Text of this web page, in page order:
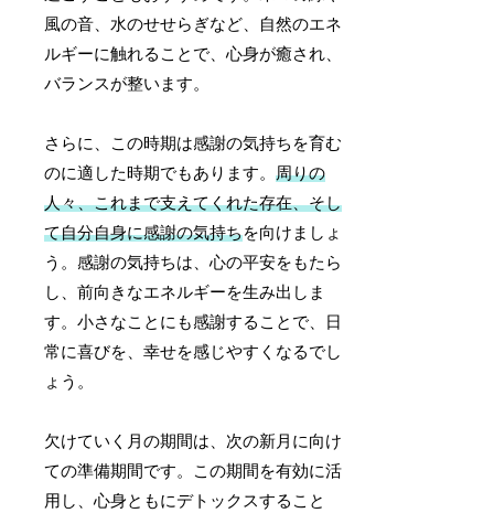
風の音、水のせせらぎなど、自然のエネ
ルギーに触れることで、心身が癒され、
バランスが整います。
さらに、この時期は感謝の気持ちを育む
のに適した時期でもあります。周りの
人々、これまで支えてくれた存在、そし
て自分自身に感謝の気持ちを向けましょ
う。感謝の気持ちは、心の平安をもたら
し、前向きなエネルギーを生み出しま
す。小さなことにも感謝することで、日
常に喜びを、幸せを感じやすくなるでし
ょう。
欠けていく月の期間は、次の新月に向け
ての準備期間です。この期間を有効に活
用し、心身ともにデトックスすること